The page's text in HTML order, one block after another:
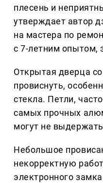
плесень и
утверждает автор
на мастера по
с 7-летним опытом,
Открытая дверца
провиснуть,
стекла. Петли,
самых прочных
могут не
Небольшое
некорректную
электронного